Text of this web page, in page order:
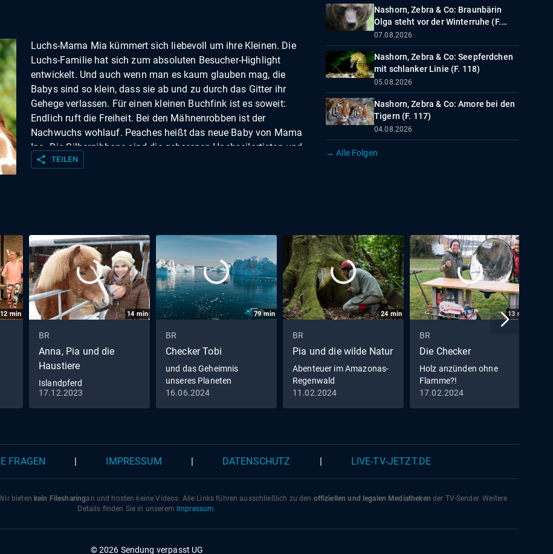
Luchs-Mama Mia kümmert sich liebevoll um ihre Kleinen. Die
Luchs-Familie hat sich zum absoluten Besucher-Highlight
entwickelt. Und auch wenn man es kaum glauben mag, die
Babys sind so klein, dass sie ab und zu durch das Gitter ihr
Gehege verlassen. Für einen kleinen Buchfink ist es soweit:
Endlich ruft die Freiheit. Bei den Mähnenrobben ist der
Nachwuchs wohlauf. Peaches heißt das neue Baby von Mama
Ina. Die Silbergibbons sind die geborenen Hochseilartisten und
den Besuchern bleibt die Luft weg, wenn die Gibbons richtig
share TEILEN
Nashorn, Zebra & Co: Braunbärin
Olga steht vor der Winterruhe (F.
185)
07.08.2026
Nashorn, Zebra & Co: Seepferdchen
mit schlanker Linie (F. 118)
05.08.2026
Nashorn, Zebra & Co: Amore bei den
Tigern (F. 117)
04.08.2026
→ Alle Folgen
12min 14 min
BR
Anna, Pia und die
Haustiere
Islandpferd
17.12.2023
79min
BR
Checker Tobi
und das Geheimnis
unseres Planeten
16.06.2024
24min
BR
Pia und die wilde Natur
Abenteuer im Amazonas-
Regenwald
11.02.2024
13 min
BR
Die Checker
Holz anzünden ohne
Flamme?!
17.02.2024
FRAGEN IMPRESSUM DATENSCHUTZ LIVE-TV-JETZT.DE
bieten kein Filesharingan und hosten keine Videos. Alle Links führen ausschließlich zu den offiziellen und legalen Mediatheken der TV-Sender. Weitere
Details finden Sie in unserem Impressum.
© 2026 Sendung verpasst UG